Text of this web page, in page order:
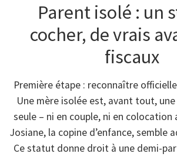
Parent isolé : un
cocher, de vrais
fiscaux
Première étape : reconnaître
Une mère isolée est, avant tout,
seule – ni en couple, ni en colocation
Josiane, la copine d’enfance, semble
Ce statut donne droit à une demi-